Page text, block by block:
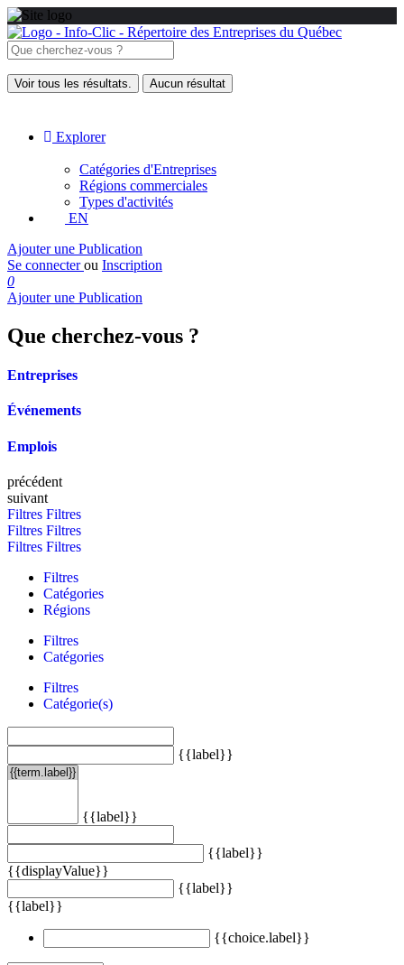
Voir tous les résultats. Aucun résultat
Explorer
Catégories d'Entreprises
Régions commerciales
Types d'activités
EN
Ajouter une Publication
Se connecterou Inscription
0
Ajouter une Publication
Que cherchez-vous ?
Entreprises
Événements
Emplois
précédent
suivant
Filtres Filtres
Filtres Filtres
Filtres Filtres
Filtres
Catégories
Régions
Filtres
Catégories
Filtres
Catégorie(s)
{{label}}
{{label}}
{{label}}
{{displayValue}}
{{label}}
{{label}}
{{choice.label}}